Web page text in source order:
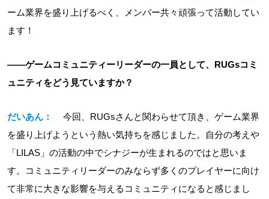
ーム業界を盛り上げるべく、メンバー共々頑張って活動してい
ます！
――ゲームコミュニティーリーダーの一員として、RUGsコミ
ュニティをどう見ていますか？
だいあん：
今回、RUGsさんと関わらせて頂き、ゲーム業界
を盛り上げようという熱い気持ちを感じました。自分の考えや
「LILAS」の活動の中でシナジーが生まれるのではと思いま
す。コミュニティリーダーのみならず多くのプレイヤーに向け
て非常に大きな影響を与えるコミュニティになると感じまし